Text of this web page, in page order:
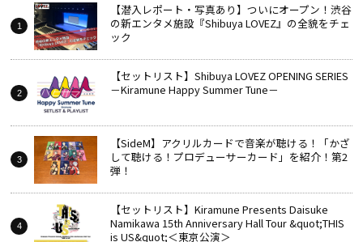
【潜入レポート・写真あり】ついにオープン！渋谷
の新エンタメ施設『Shibuya LOVEZ』の全貌をチェ
ック
【セットリスト】Shibuya LOVEZ OPENING SERIES
－Kiramune Happy Summer Tune－
【SideM】アクリルカードで音楽が聴ける！「かざ
して聴ける！プロデューサーカード」を紹介！第2
弾！
【セットリスト】Kiramune Presents Daisuke
Namikawa 15th Anniversary Hall Tour &quot;THIS
is US&quot;＜東京公演＞